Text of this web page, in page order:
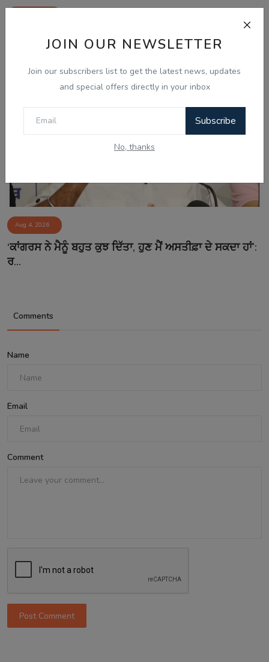
JOIN OUR NEWSLETTER
Join our subscribers list to get the latest news, updates
and special offers directly in your inbox
Subscribe
No, thanks
ਪੰਜਾਬ ਵਿੱਚ ਸਫ਼ਾਈ ਸੇਵਕਾਂ ਅਤੇ ਸੀਵਰਮੈਨਾਂ ਦੀ ਹੜਤਾਲ ਖ਼ਤਮ,
ਸਰਕਾਰ ਨਾਲ ਸ...
Aug 4, 2026
‘ਕਾਂਗਰਸ ਨੇ ਮੈਨੂੰ ਬਹੁਤ ਕੁਝ ਦਿੱਤਾ, ਹੁਣ ਮੈਂ ਅਸਤੀਫ਼ਾ ਦੇ ਸਕਦਾ ਹਾਂ’:
ਰ...
Comments
Name
Email
Comment
Post Comment